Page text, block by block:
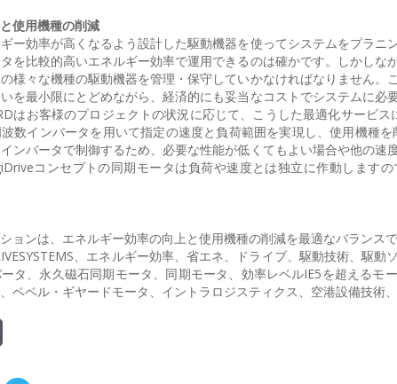
使用機種の削減
ー効率が高くなるよう設計した駆動機器を使ってシステムをプラニ
を比較的高いエネルギー効率で運用できるのは確かです。しかしな
様々な機種の駆動機器を管理・保守していかなければなりません。
を最小限にとどめながら、経済的にも妥当なコストでシステムに必
はお客様のプロジェクトの状況に応じて、こうした最適化サービ
数インバータを用いて指定の速度と負荷範囲を実現し、使用機種
ンバータで制御するため、必要な性能が低くてもよい場合や他の速
コンセプトの同期モータは負荷や速度とは独立に作動します
ョンは、エネルギー効率の向上と使用機種の削減を最適なバランス
、エネルギー効率、省エネ、ドライブ、駆動技術、駆動
タ、永久磁石同期モータ、同期モータ、効率レベルIE5を超えるモ
ベベル・ギヤードモータ、イントラロジスティクス、空港設備技術